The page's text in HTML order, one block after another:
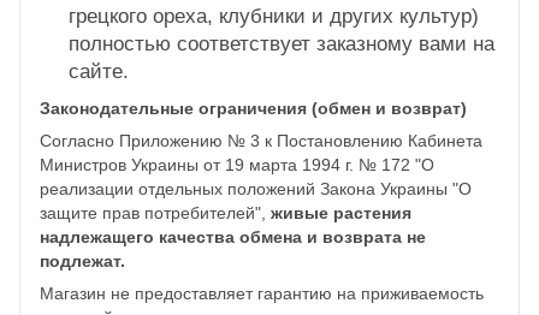
грецкого ореха, клубники и других культур)
полностью соответствует заказному вами на
сайте.
Законодательные ограничения (обмен и возврат)
Согласно Приложению № 3 к Постановлению Кабинета
Министров Украины от 19 марта 1994 г. № 172 "О
реализации отдельных положений Закона Украины "О
защите прав потребителей", живые растения
надлежащего качества обмена и возврата не
подлежат.
Магазин не предоставляет гарантию на приживаемость